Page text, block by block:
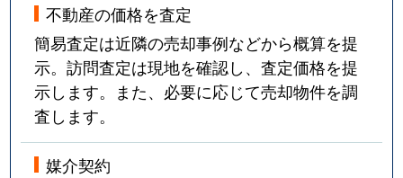
不動産の価格を査定
簡易査定は近隣の売却事例などから概算を提
示。訪問査定は現地を確認し、査定価格を提
示します。また、必要に応じて売却物件を調
査します。
媒介契約